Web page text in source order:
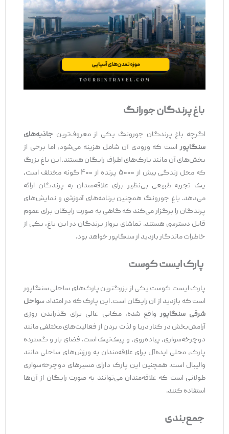
باغ پرندگان جورانگ
اگرچه باغ پرندگان جورونگ یکی از معروف‌ترینجاذبه‌های
سنگاپوراست که ورودی آن شامل هزینه می‌شود، اما برخی از
بخش‌های آن مانند پارک‌های اطراف رایگان هستند. این باغ بزرگ
که محل زندگی بیش از ۵۰۰۰ پرنده از ۴۰۰ گونه مختلف است،
یک تجربه طبیعی بی‌نظیر برای علاقه‌مندان به پرندگان ارائه
می‌دهد. باغ جورونگ همچنین برنامه‌های آموزشی و نمایش‌های
پرندگان را برگزار می‌کند که گاهی به صورت رایگان برای عموم
قابل دسترسی هستند. تماشای پرواز پرندگان در این باغ، یکی از
خاطرات ماندگار بازدید از سنگاپور خواهد بود.
پارک ایست کوست
پارک ایست کوست یکی از بزرگترین پارک‌های ساحلی سنگاپور
است که بازدید از آن رایگان است. این پارک که در امتداد س واحل
شرقی سنگاپورواقع شده، مکانی عالی برای گذراندن روزی
آرامش‌بخش در کنار دریا و لذت بردن از فعالیت‌های مختلفی مانند
دوچرخه‌سواری، پیاده‌روی، و پیک‌نیک است. فضای باز و گسترده
پارک، محلی ایده‌آل برای علاقه‌مندان به ورزش‌های ساحلی مانند
والیبال است. همچنین این پارک دارای مسیرهای دوچرخه‌سواری
طولانی است که علاقه‌مندان می‌توانند به صورت رایگان از آن‌ها
استفاده کنند.
جمع‌بندی